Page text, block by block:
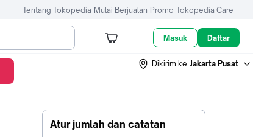
Tentang Tokopedia Mulai Berjualan Promo Tokopedia Care
Masuk Daftar
Dikirim ke Jakarta Pusat
Atur jumlah dan catatan